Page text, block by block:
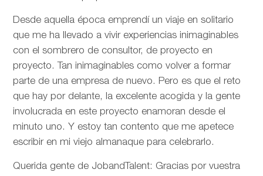
Desde aquella época emprendí un viaje en solitario
que me ha llevado a vivir experiencias inimaginables
con el sombrero de consultor, de proyecto en
proyecto. Tan inimaginables como volver a formar
parte de una empresa de nuevo. Pero es que el reto
que hay por delante, la excelente acogida y la gente
involucrada en este proyecto enamoran desde el
minuto uno. Y estoy tan contento que me apetece
escribir en mi viejo almanaque para celebrarlo.
Querida gente de JobandTalent: Gracias por vuestra